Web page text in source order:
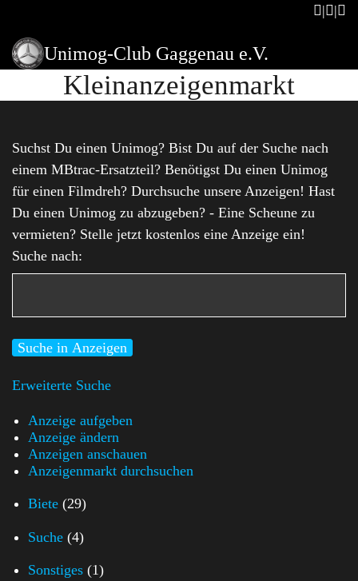
Unimog-Club Gaggenau e.V.
Kleinanzeigenmarkt
Suchst Du einen Unimog? Bist Du auf der Suche nach
einem MBtrac-Ersatzteil? Benötigst Du einen Unimog
für einen Filmdreh? Durchsuche unsere Anzeigen! Hast
Du einen Unimog zu abzugeben? - Eine Scheune zu
vermieten? Stelle jetzt kostenlos eine Anzeige ein!
Suche nach:
Erweiterte Suche
Anzeige aufgeben
Anzeige ändern
Anzeigen anschauen
Anzeigenmarkt durchsuchen
Biete (29)
Suche (4)
Sonstiges (1)